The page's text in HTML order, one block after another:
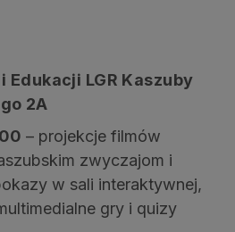
Edukacji LGR Kaszuby
2A
– projekcje filmów
zwyczajom i
w sali interaktywnej,
gry i quizy